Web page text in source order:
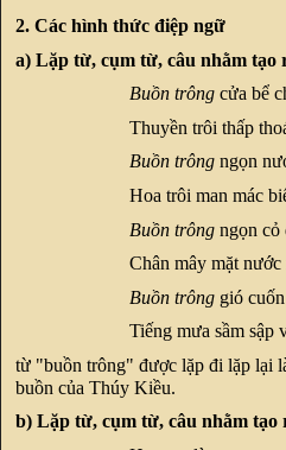
2. Các hình thức điệp ngữ
a) Lặp từ, cụm từ, câu nhằm tạo
Buồn trông cửa bể
Thuyền trôi thấp
Buồn trông ngọn
Hoa trôi man mác
Buồn trông ngọn cỏ
Chân mây mặt
Buồn trông gió
Tiếng mưa sầm sập
từ "buồn trông" được lặp đi lặp lại
buồn của Thúy Kiều.
b) Lặp từ, cụm từ, câu nhằm tạo